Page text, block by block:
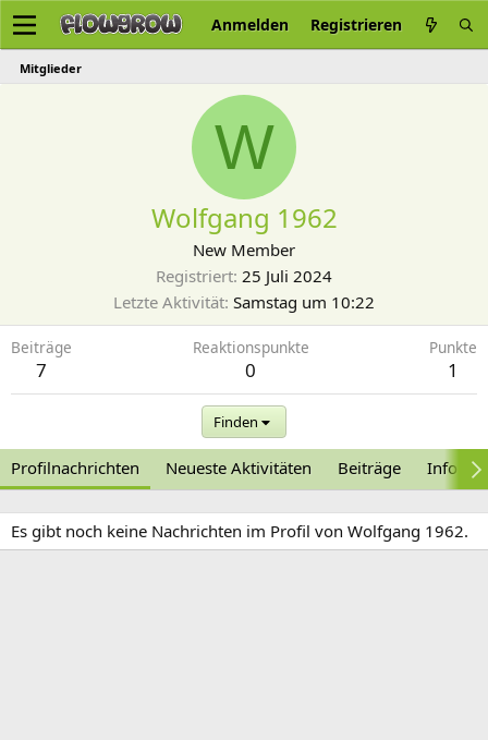
Anmelden Registrieren
Mitglieder
W
Wolfgang 1962
New Member
Registriert 25 Juli 2024
Letzte Aktivität Samstag um 10:22
Beiträge
7
Reaktionspunkte
0
Punkte
1
Finden
Profilnachrichten Neueste Aktivitäten Beiträge
Es gibt noch keine Nachrichten im Profil von Wolfgang 1962.